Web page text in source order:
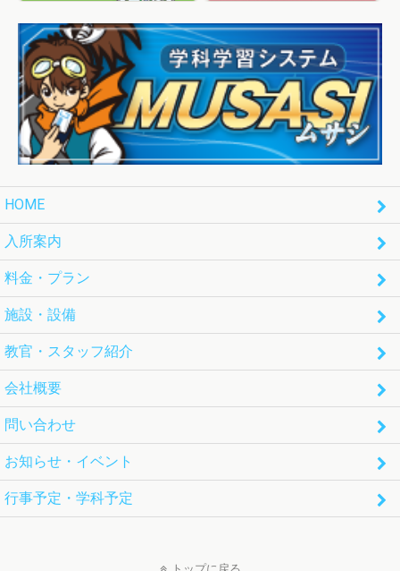
HOME
入所案内
料金・プラン
施設・設備
教官・スタッフ紹介
会社概要
問い合わせ
お知らせ・イベント
行事予定・学科予定